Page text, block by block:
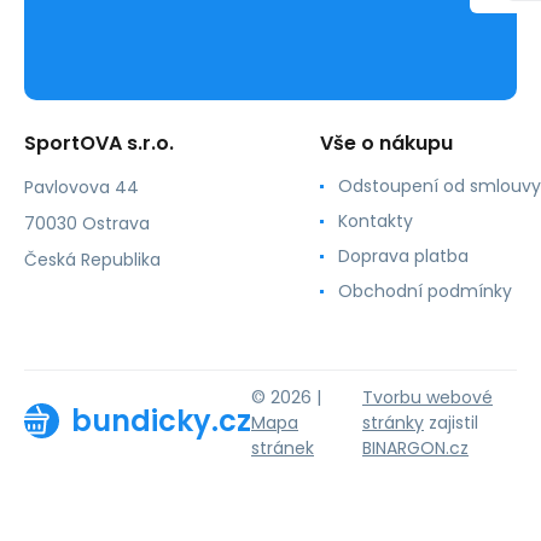
SportOVA s.r.o.
Pavlovova 44
70030 Ostrava
Česká Republika
Vše o nákupu
Odstoupení od smlouvy
Kontakty
Doprava platba
Obchodní podmínky
bundicky.cz
© 2026 |
Mapa
stránek
Tvorbu webové
stránky zajistil
BINARGON.cz